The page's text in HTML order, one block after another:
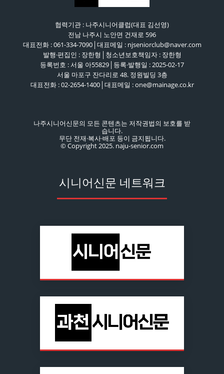
협력기관 : 나주시니어클럽(대표 김선영)
전남 나주시 노안면 건재로 596
대표전화 : 061-334-7090│대표메일 : njseniorclub@naver.com
발행·편집인 : 장한형│청소년보호책임자 : 장한형
등록번호 : 서울 아55829│등록·발행일 : 2025-02-17
서울 마포구 잔다리로 48. 정원빌딩 3층
대표전화 : 02-2654-1400│대표메일 : one@mainage.co.kr
나주시니어신문의 모든 콘텐츠는 저작권법의 보호를 받
습니다.
무단 전재·복사·배포 등이 금지됩니다.
© Copyright 2025. naju-senior.com
시니어신문 네트워크